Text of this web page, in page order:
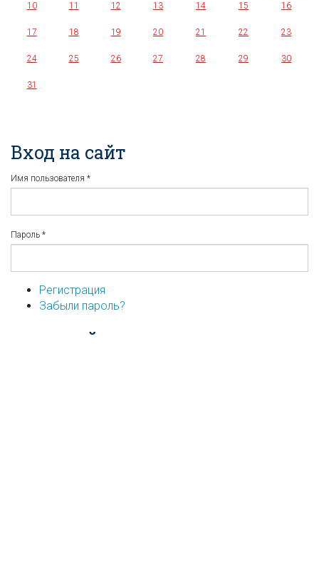
10 11 12 13 14 15 16
17 18 19 20 21 22 23
24 25 26 27 28 29 30
31
Вход на сайт
Имя пользователя *
Пароль *
Регистрация
Забыли пароль?
...или войдите используя